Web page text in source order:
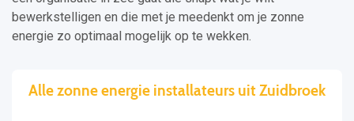
bewerkstelligen en die met je meedenkt om je zonne
energie zo optimaal mogelijk op te wekken.
Alle zonne energie installateurs uit Zuidbroek